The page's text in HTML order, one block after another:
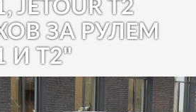
JETOUR T2
ЗА РУЛЕМ
И T2"